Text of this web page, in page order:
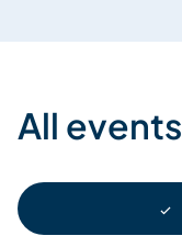
All events